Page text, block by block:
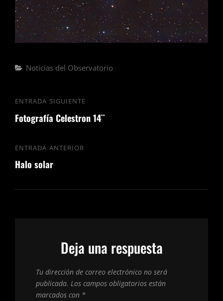
Noticias del Observatorio
ENTRADA ANTERIOR
Halo solar
ENTRADA SIGUIENTE
Fotografía Celestron 14¨
Deja una respuesta
Tu dirección de correo electrónico no será
publicada. Los campos obligatorios están
marcados con *